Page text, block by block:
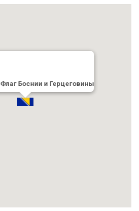
Флаг Боснии и Герцеговины